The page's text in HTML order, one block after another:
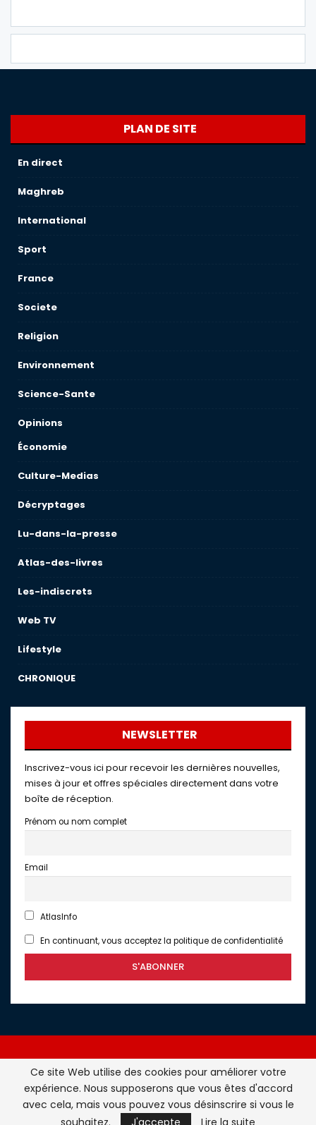
PLAN DE SITE
En direct
Maghreb
International
Sport
France
Societe
Religion
Environnement
Science-Sante
Opinions
Économie
Culture-Medias
Décryptages
Lu-dans-la-presse
Atlas-des-livres
Les-indiscrets
Web TV
Lifestyle
CHRONIQUE
NEWSLETTER
Inscrivez-vous ici pour recevoir les dernières nouvelles,
mises à jour et offres spéciales directement dans votre
boîte de réception.
Prénom ou nom complet
Email
AtlasInfo
En continuant, vous acceptez la politique de confidentialité
Atlasinfo.fr : l'essentiel de l'actualité de la France et du
Maghreb © Tous Droits Réservés - Atlasinfo- 2026
Ce site Web utilise des cookies pour améliorer votre
expérience. Nous supposerons que vous êtes d'accord
avec cela, mais vous pouvez vous désinscrire si vous le
souhaitez.
J'accepte Lire la suite